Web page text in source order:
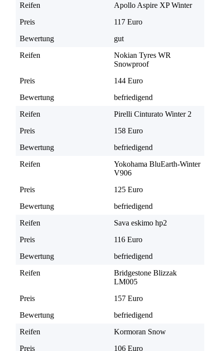
Reifen
Apollo Aspire XP Winter
Preis
117 Euro
Bewertung
gut
Reifen
Nokian Tyres WR
Snowproof
Preis
144 Euro
Bewertung
befriedigend
Reifen
Pirelli Cinturato Winter 2
Preis
158 Euro
Bewertung
befriedigend
Reifen
Yokohama BluEarth-Winter
V906
Preis
125 Euro
Bewertung
befriedigend
Reifen
Sava eskimo hp2
Preis
116 Euro
Bewertung
befriedigend
Reifen
Bridgestone Blizzak
LM005
Preis
157 Euro
Bewertung
befriedigend
Reifen
Kormoran Snow
Preis
106 Euro